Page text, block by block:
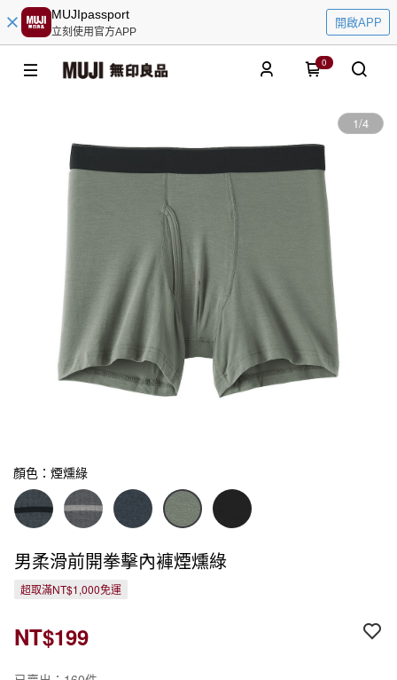
MUJIpassport
立刻使用官方APP
開啟APP
0
1/4
顏色：煙燻綠
男柔滑前開拳擊內褲煙燻綠
超取滿NT$1,000免運
NT$199